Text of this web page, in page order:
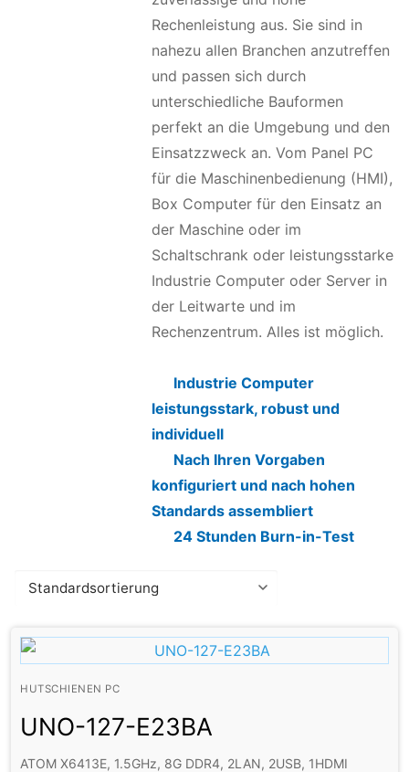
Rechenleistung aus. Sie sind in
nahezu allen Branchen anzutreffen
und passen sich durch
unterschiedliche Bauformen
perfekt an die Umgebung und den
Einsatzzweck an. Vom Panel PC
für die Maschinenbedienung (HMI),
Box Computer für den Einsatz an
der Maschine oder im
Schaltschrank oder leistungsstarke
Industrie Computer oder Server in
der Leitwarte und im
Rechenzentrum. Alles ist möglich.
Industrie Computer
leistungsstark, robust und
individuell
Nach Ihren Vorgaben
konfiguriert und nach hohen
Standards assembliert
24 Stunden Burn-in-Test
HUTSCHIENEN PC
UNO-127-E23BA
ATOM X6413E, 1.5GHz, 8G DDR4, 2LAN, 2USB, 1HDMI